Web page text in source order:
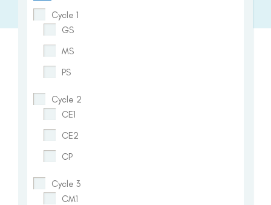
Cycle 1
GS
MS
PS
Cycle 2
CE1
CE2
CP
Cycle 3
CM1